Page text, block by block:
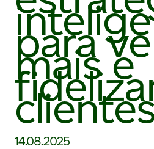
para
mais e
14.08.2025